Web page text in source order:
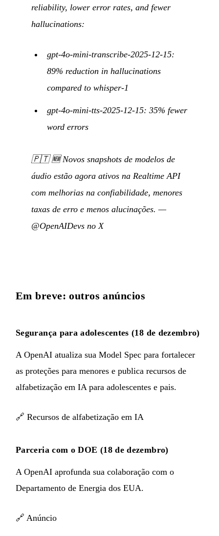
reliability, lower error rates, and fewer
hallucinations:
gpt-4o-mini-transcribe-2025-12-15:
89% reduction in hallucinations
compared to whisper-1
gpt-4o-mini-tts-2025-12-15: 35% fewer
word errors
🇵🇹🆕 Novos snapshots de modelos de
áudio estão agora ativos na Realtime API
com melhorias na confiabilidade, menores
taxas de erro e menos alucinações. —
@OpenAIDevs no X
Em breve: outros anúncios
Segurança para adolescentes (18 de dezembro)
A OpenAI atualiza sua Model Spec para fortalecer
as proteções para menores e publica recursos de
alfabetização em IA para adolescentes e pais.
🔗 Recursos de alfabetização em IA
Parceria com o DOE (18 de dezembro)
A OpenAI aprofunda sua colaboração com o
Departamento de Energia dos EUA.
🔗 Anúncio